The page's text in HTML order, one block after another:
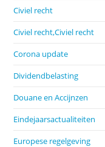
Civiel recht
Civiel recht,Civiel recht
Corona update
Dividendbelasting
Douane en Accijnzen
Eindejaarsactualiteiten
Europese regelgeving